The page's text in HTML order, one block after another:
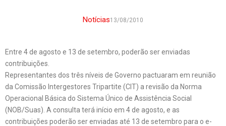
Notícias13/08/2010
Entre 4 de agosto e 13 de setembro, poderão ser enviadas
contribuições.
Representantes dos três níveis de Governo pactuaram em reunião
da Comissão Intergestores Tripartite (CIT) a revisão da Norma
Operacional Básica do Sistema Único de Assistência Social
(NOB/Suas). A consulta terá início em 4 de agosto, e as
contribuições poderão ser enviadas até 13 de setembro para o e-